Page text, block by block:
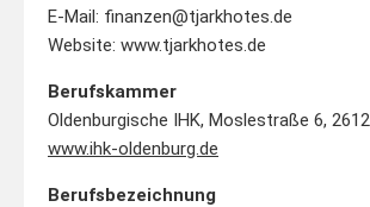
E-Mail: finanzen@tjarkhotes.de
Website: www.tjarkhotes.de
Berufskammer
Oldenburgische IHK, Moslestraße 6,
www.ihk-oldenburg.de
Berufsbezeichnung